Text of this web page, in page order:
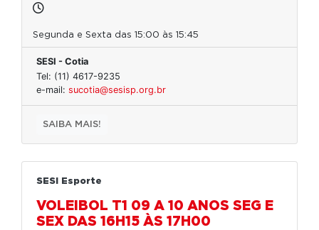
Segunda e Sexta das 15:00 às 15:45
SESI - Cotia
Tel: (11) 4617-9235
e-mail: sucotia@sesisp.org.br
SAIBA MAIS!
SESI Esporte
VOLEIBOL T1 09 A 10 ANOS SEG E
SEX DAS 16H15 ÀS 17H00